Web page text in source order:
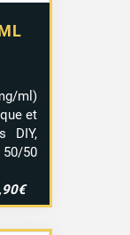
avis
ml)
et
DIY,
50